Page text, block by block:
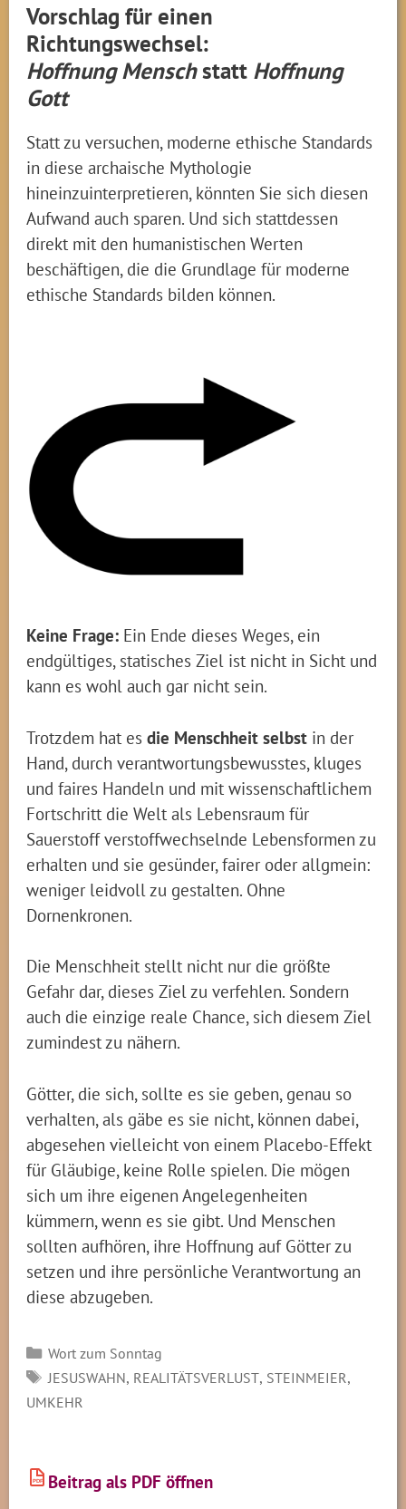
Vorschlag für einen
Richtungswechsel:
Hoffnung Menschstatt Hoffnung
Gott
Statt zu versuchen, moderne ethische Standards
in diese archaische Mythologie
hineinzuinterpretieren, könnten Sie sich diesen
Aufwand auch sparen. Und sich stattdessen
direkt mit den humanistischen Werten
beschäftigen, die die Grundlage für moderne
ethische Standards bilden können.
Keine Frage: Ein Ende dieses Weges, ein
endgültiges, statisches Ziel ist nicht in Sicht und
kann es wohl auch gar nicht sein.
Trotzdem hat es die Menschheit selbst in der
Hand, durch verantwortungsbewusstes, kluges
und faires Handeln und mit wissenschaftlichem
Fortschritt die Welt als Lebensraum für
Sauerstoff verstoffwechselnde Lebensformen zu
erhalten und sie gesünder, fairer oder allgmein:
weniger leidvoll zu gestalten. Ohne
Dornenkronen.
Die Menschheit stellt nicht nur die größte
Gefahr dar, dieses Ziel zu verfehlen. Sondern
auch die einzige reale Chance, sich diesem Ziel
zumindest zu nähern.
Götter, die sich, sollte es sie geben, genau so
verhalten, als gäbe es sie nicht, können dabei,
abgesehen vielleicht von einem Placebo-Effekt
für Gläubige, keine Rolle spielen. Die mögen
sich um ihre eigenen Angelegenheiten
kümmern, wenn es sie gibt. Und Menschen
sollten aufhören, ihre Hoffnung auf Götter zu
setzen und ihre persönliche Verantwortung an
diese abzugeben.
Kategorien
Wort zum Sonntag
SCHLAGWÖRTER
JESUSWAHN, REALITÄTSVERLUST, STEINMEIER,
UMKEHR
PDF Beitrag als PDF öffnen